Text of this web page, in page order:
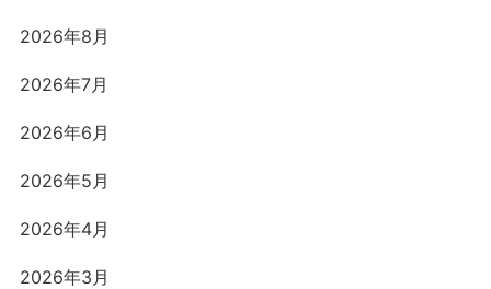
2026年8月
2026年7月
2026年6月
2026年5月
2026年4月
2026年3月